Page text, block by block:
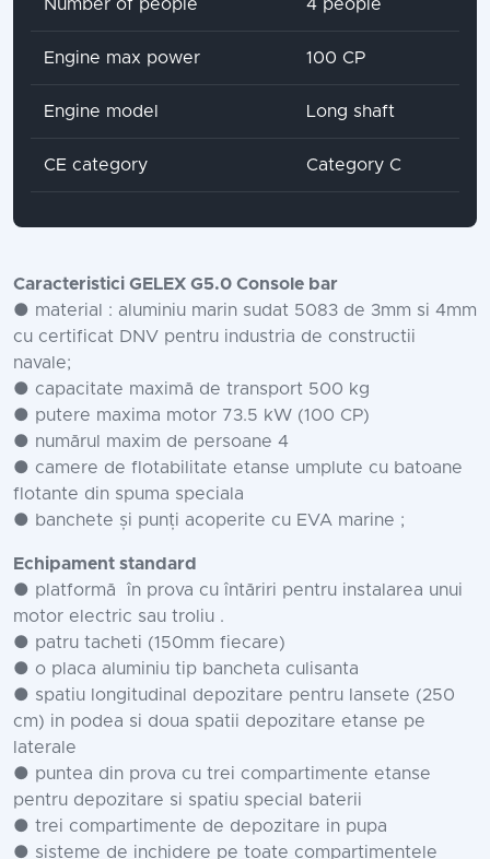
Number of people 4 people
Engine max power 100 CP
Engine model Long shaft
CE category Category C
Caracteristici GELEX G5.0 Console bar
● material : aluminiu marin sudat 5083 de 3mm si 4mm
cu certificat DNV pentru industria de constructii
navale;
● capacitate maximă de transport 500 kg
● putere maxima motor 73.5 kW (100 CP)
● numărul maxim de persoane 4
● camere de flotabilitate etanse umplute cu batoane
flotante din spuma speciala
● banchete și punți acoperite cu EVA marine ;
Echipament standard
● platformă în prova cu întăriri pentru instalarea unui
motor electric sau troliu .
● patru tacheti (150mm fiecare)
● o placa aluminiu tip bancheta culisanta
● spatiu longitudinal depozitare pentru lansete (250
cm) in podea si doua spatii depozitare etanse pe
laterale
● puntea din prova cu trei compartimente etanse
pentru depozitare si spatiu special baterii
● trei compartimente de depozitare in pupa
● sisteme de inchidere pe toate compartimentele